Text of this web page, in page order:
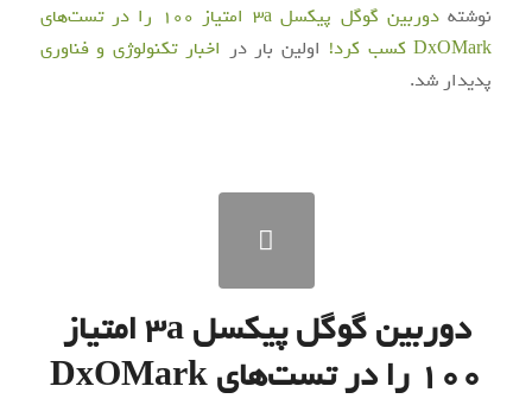
نوشته
دوربین گوگل پیکسل 3a امتیاز ۱۰۰ را در تست‌‌های
DxOMark کسب کرد!
اولین بار در اخبار تکنولوژی و فناوری
پدیدار شد.
دوربین گوگل پیکسل ۳a امتیاز
۱۰۰ را در تست‌‌های DxOMark